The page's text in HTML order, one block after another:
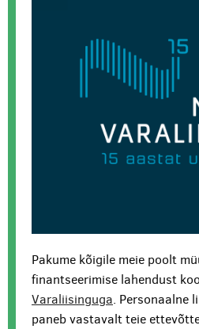
Pakume kõigile meie poolt
finantseerimise lahendust
Varaliisinguga. Personaalne
paneb vastavalt teie